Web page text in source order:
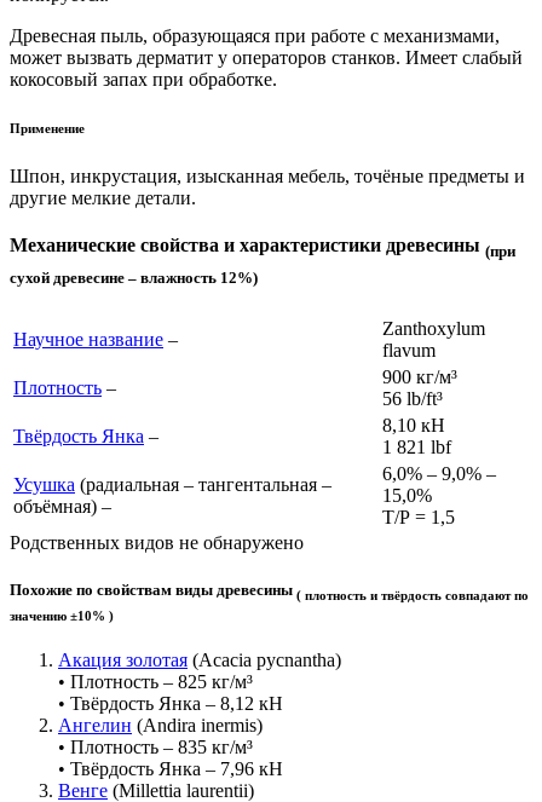
Древесная пыль, образующаяся при работе с механизмами,
может вызвать дерматит у операторов станков. Имеет слабый
кокосовый запах при обработке.
Применение
Шпон, инкрустация, изысканная мебель, точёные предметы и
другие мелкие детали.
Механические свойства и характеристики древесины (при
сухой древесине – влажность 12%)
Научное название –
Zanthoxylum
flavum
Плотность –
900 кг/м³
56 lb/ft³
Твёрдость Янка –
8,10 кН
1 821 lbf
Усушка (радиальная – тангентальная –
объёмная) –
6,0% – 9,0% –
15,0%
Т/Р = 1,5
Родственных видов не обнаружено
Похожие по свойствам виды древесины ( плотность и твёрдость совпадают по
значению ±10% )
Акация золотая (Acacia pycnantha)
• Плотность – 825 кг/м³
• Твёрдость Янка – 8,12 кН
Ангелин (Andira inermis)
• Плотность – 835 кг/м³
• Твёрдость Янка – 7,96 кН
Венге (Millettia laurentii)